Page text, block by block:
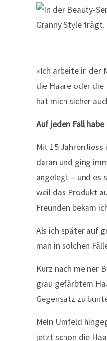
«Ich arbeite in der
die Haare oder
hat mich sicher
Auf jeden Fall
Mit 15 Jahren
daran und ging
angelegt – und es
weil das Produkt
Freunden bekam
Als ich später auf
man in solchen
Kurz nach meiner
grau gefärbtem
Gegensatz zu
Mein Umfeld
jetzt schon die